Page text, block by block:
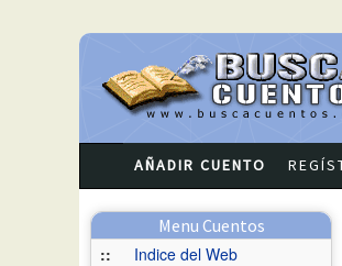
AÑADIR CUENTO
Menu Cuentos
::
Indice del Web